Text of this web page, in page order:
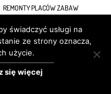
REMONTY PLACÓW ZABAW
świadczyć usługi na
ze strony oznacza,
użycie.
się więcej